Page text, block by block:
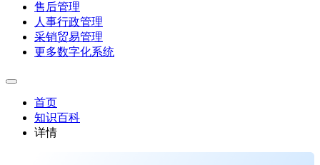
售后管理
人事行政管理
采销贸易管理
更多数字化系统
首页
知识百科
详情